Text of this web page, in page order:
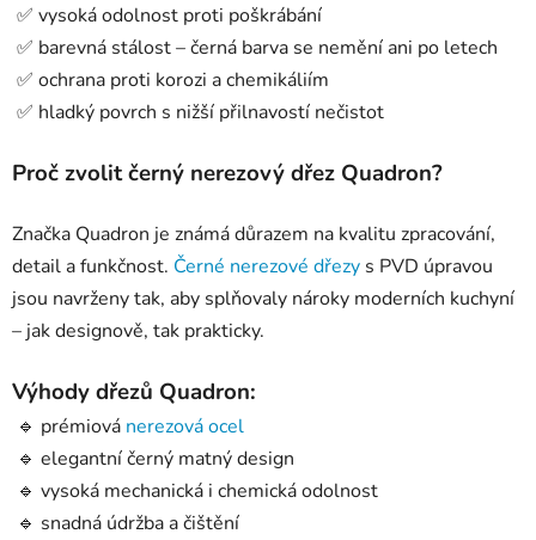
✅ vysoká odolnost proti poškrábání
✅ barevná stálost – černá barva se nemění ani po letech
✅ ochrana proti korozi a chemikáliím
✅ hladký povrch s nižší přilnavostí nečistot
Proč zvolit černý nerezový dřez Quadron?
Značka Quadron je známá důrazem na kvalitu zpracování,
detail a funkčnost. Černé nerezové dřezy s PVD úpravou
jsou navrženy tak, aby splňovaly nároky moderních kuchyní
– jak designově, tak prakticky.
Výhody dřezů Quadron:
🔹 prémiová nerezová ocel
🔹 elegantní černý matný design
🔹 vysoká mechanická i chemická odolnost
🔹 snadná údržba a čištění